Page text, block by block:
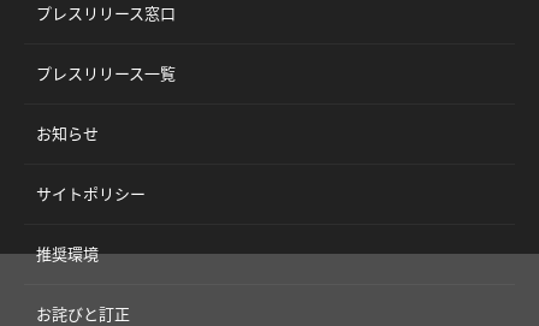
プレスリリース窓口
プレスリリース一覧
お知らせ
サイトポリシー
推奨環境
お詫びと訂正